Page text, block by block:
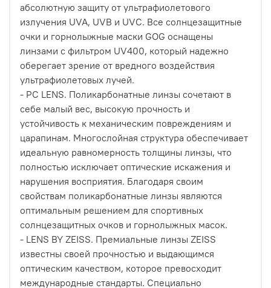
абсолютную защиту от ультрафиолетового
излучения UVA, UVB и UVC. Все солнцезащитные
очки и горнолыжные маски GOG оснащены
линзами с фильтром UV400, который надежно
оберегает зрение от вредного воздействия
ультрафиолетовых лучей.
- PC LENS. Поликарбонатные линзы сочетают в
себе малый вес, высокую прочность и
устойчивость к механическим повреждениям и
царапинам. Многослойная структура обеспечивает
идеальную равномерность толщины линзы, что
полностью исключает оптические искажения и
нарушения восприятия. Благодаря своим
свойствам поликарбонатные линзы являются
оптимальным решением для спортивных
солнцезащитных очков и горнолыжных масок.
- LENS BY ZEISS. Премиальные линзы ZEISS
известны своей прочностью и выдающимся
оптическим качеством, которое превосходит
международные стандарты. Специально